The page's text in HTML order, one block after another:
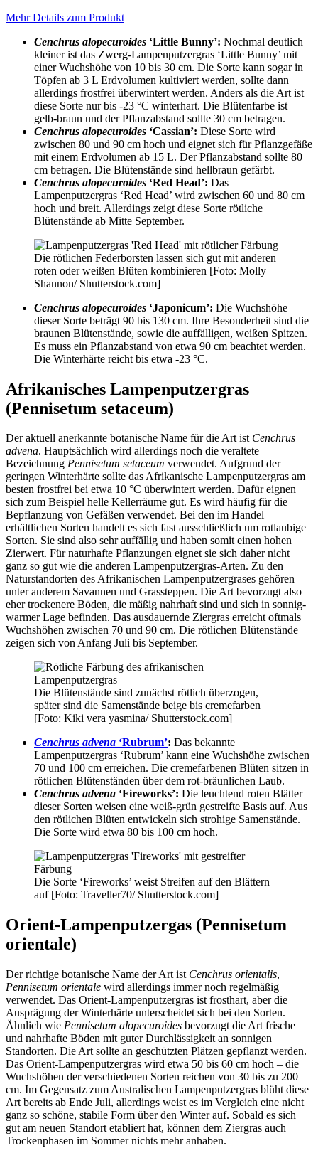
Mehr Details zum Produkt
Cenchrus alopecuroides ‘Little Bunny’: Nochmal deutlich
kleiner ist das Zwerg-Lampenputzergras ‘Little Bunny’ mit
einer Wuchshöhe von 10 bis 30 cm. Die Sorte kann sogar in
Töpfen ab 3 L Erdvolumen kultiviert werden, sollte dann
allerdings frostfrei überwintert werden. Anders als die Art ist
diese Sorte nur bis -23 °C winterhart. Die Blütenfarbe ist
gelb-braun und der Pflanzabstand sollte 30 cm betragen.
Cenchrus alopecuroides ‘Cassian’: Diese Sorte wird
zwischen 80 und 90 cm hoch und eignet sich für Pflanzgefäße
mit einem Erdvolumen ab 15 L. Der Pflanzabstand sollte 80
cm betragen. Die Blütenstände sind hellbraun gefärbt.
Cenchrus alopecuroides ‘Red Head’: Das
Lampenputzergras ‘Red Head’ wird zwischen 60 und 80 cm
hoch und breit. Allerdings zeigt diese Sorte rötliche
Blütenstände ab Mitte September.
Die rötlichen Federborsten lassen sich gut mit anderen
roten oder weißen Blüten kombinieren [Foto: Molly
Shannon/ Shutterstock.com]
Cenchrus alopecuroides ‘Japonicum’: Die Wuchshöhe
dieser Sorte beträgt 90 bis 130 cm. Ihre Besonderheit sind die
braunen Blütenstände, sowie die auffälligen, weißen Spitzen.
Es muss ein Pflanzabstand von etwa 90 cm beachtet werden.
Die Winterhärte reicht bis etwa -23 °C.
Afrikanisches Lampenputzergras
(Pennisetum setaceum)
Der aktuell anerkannte botanische Name für die Art ist Cenchrus
advena. Hauptsächlich wird allerdings noch die veraltete
Bezeichnung Pennisetum setaceum verwendet. Aufgrund der
geringen Winterhärte sollte das Afrikanische Lampenputzergras am
besten frostfrei bei etwa 10 °C überwintert werden. Dafür eignen
sich zum Beispiel helle Kellerräume gut. Es wird häufig für die
Bepflanzung von Gefäßen verwendet. Bei den im Handel
erhältlichen Sorten handelt es sich fast ausschließlich um rotlaubige
Sorten. Sie sind also sehr auffällig und haben somit einen hohen
Zierwert. Für naturhafte Pflanzungen eignet sie sich daher nicht
ganz so gut wie die anderen Lampenputzergras-Arten. Zu den
Naturstandorten des Afrikanischen Lampenputzergrases gehören
unter anderem Savannen und Grassteppen. Die Art bevorzugt also
eher trockenere Böden, die mäßig nahrhaft sind und sich in sonnig-
warmer Lage befinden. Das ausdauernde Ziergras erreicht oftmals
Wuchshöhen zwischen 70 und 90 cm. Die rötlichen Blütenstände
zeigen sich von Anfang Juli bis September.
Die Blütenstände sind zunächst rötlich überzogen,
später sind die Samenstände beige bis cremefarben
[Foto: Kiki vera yasmina/ Shutterstock.com]
Cenchrus advena ‘Rubrum’: Das bekannte
Lampenputzergras ‘Rubrum’ kann eine Wuchshöhe zwischen
70 und 100 cm erreichen. Die cremefarbenen Blüten sitzen in
rötlichen Blütenständen über dem rot-bräunlichen Laub.
Cenchrus advena ‘Fireworks’: Die leuchtend roten Blätter
dieser Sorten weisen eine weiß-grün gestreifte Basis auf. Aus
den rötlichen Blüten entwickeln sich strohige Samenstände.
Die Sorte wird etwa 80 bis 100 cm hoch.
Die Sorte ‘Fireworks’ weist Streifen auf den Blättern
auf [Foto: Traveller70/ Shutterstock.com]
Orient-Lampenputzergas (Pennisetum
orientale)
Der richtige botanische Name der Art ist Cenchrus orientalis,
Pennisetum orientale wird allerdings immer noch regelmäßig
verwendet. Das Orient-Lampenputzergras ist frosthart, aber die
Ausprägung der Winterhärte unterscheidet sich bei den Sorten.
Ähnlich wie Pennisetum alopecuroides bevorzugt die Art frische
und nahrhafte Böden mit guter Durchlässigkeit an sonnigen
Standorten. Die Art sollte an geschützten Plätzen gepflanzt werden.
Das Orient-Lampenputzergras wird etwa 50 bis 60 cm hoch – die
Wuchshöhen der verschiedenen Sorten reichen von 30 bis zu 200
cm. Im Gegensatz zum Australischen Lampenputzergras blüht diese
Art bereits ab Ende Juli, allerdings weist es im Vergleich eine nicht
ganz so schöne, stabile Form über den Winter auf. Sobald es sich
gut am neuen Standort etabliert hat, können dem Ziergras auch
Trockenphasen im Sommer nichts mehr anhaben.